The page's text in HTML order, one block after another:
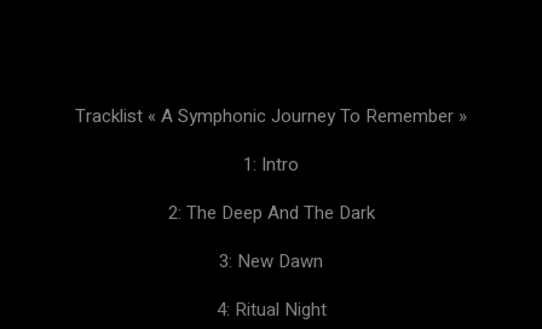
Tracklist « A Symphonic Journey To Remember »
1: Intro
2: The Deep And The Dark
3: New Dawn
4: Ritual Night